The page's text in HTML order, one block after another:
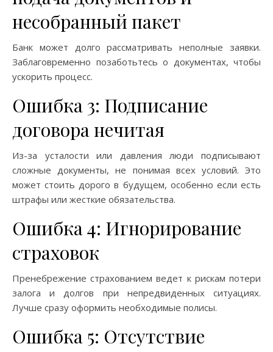
несобранный пакет
Банк может долго рассматривать неполные заявки.
Заблаговременно позаботьтесь о документах, чтобы
ускорить процесс.
Ошибка 3: Подписание
договора нечитая
Из-за усталости или давления люди подписывают
сложные документы, не понимая всех условий. Это
может стоить дорого в будущем, особенно если есть
штрафы или жесткие обязательства.
Ошибка 4: Игнорирование
страховок
Пренебрежение страхованием ведет к рискам потери
залога и долгов при непредвиденных ситуациях.
Лучше сразу оформить необходимые полисы.
Ошибка 5: Отсутствие